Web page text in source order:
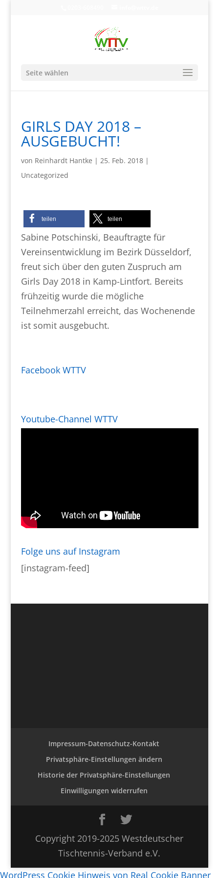
Seite wählen
GIRLS DAY 2018 –
AUSGEBUCHT!
von Reinhardt Hantke | 25. Feb. 2018|
Uncategorized
teilen teilen
Sabine Potschinski, Beauftragte für
Vereinsentwicklung im Bezirk Düsseldorf,
freut sich über den guten Zuspruch am
Girls Day 2018 in Kamp-Lintfort. Bereits
frühzeitig wurde die mögliche
Teilnehmerzahl erreicht, das Wochenende
ist somit ausgebucht.
Facebook WTTV
Youtube-Channel WTTV
Folge uns auf Instagram
[instagram-feed]
Impressum-Datenschutz-Kontakt
Privatsphäre-Einstellungen ändern
Historie der Privatsphäre-Einstellungen
Einwilligungen widerrufen
Copyright 2019-2025 Westdeutscher
Tischtennis-Verband e.V.
WordPress Cookie Hinweis von Real Cookie Banner